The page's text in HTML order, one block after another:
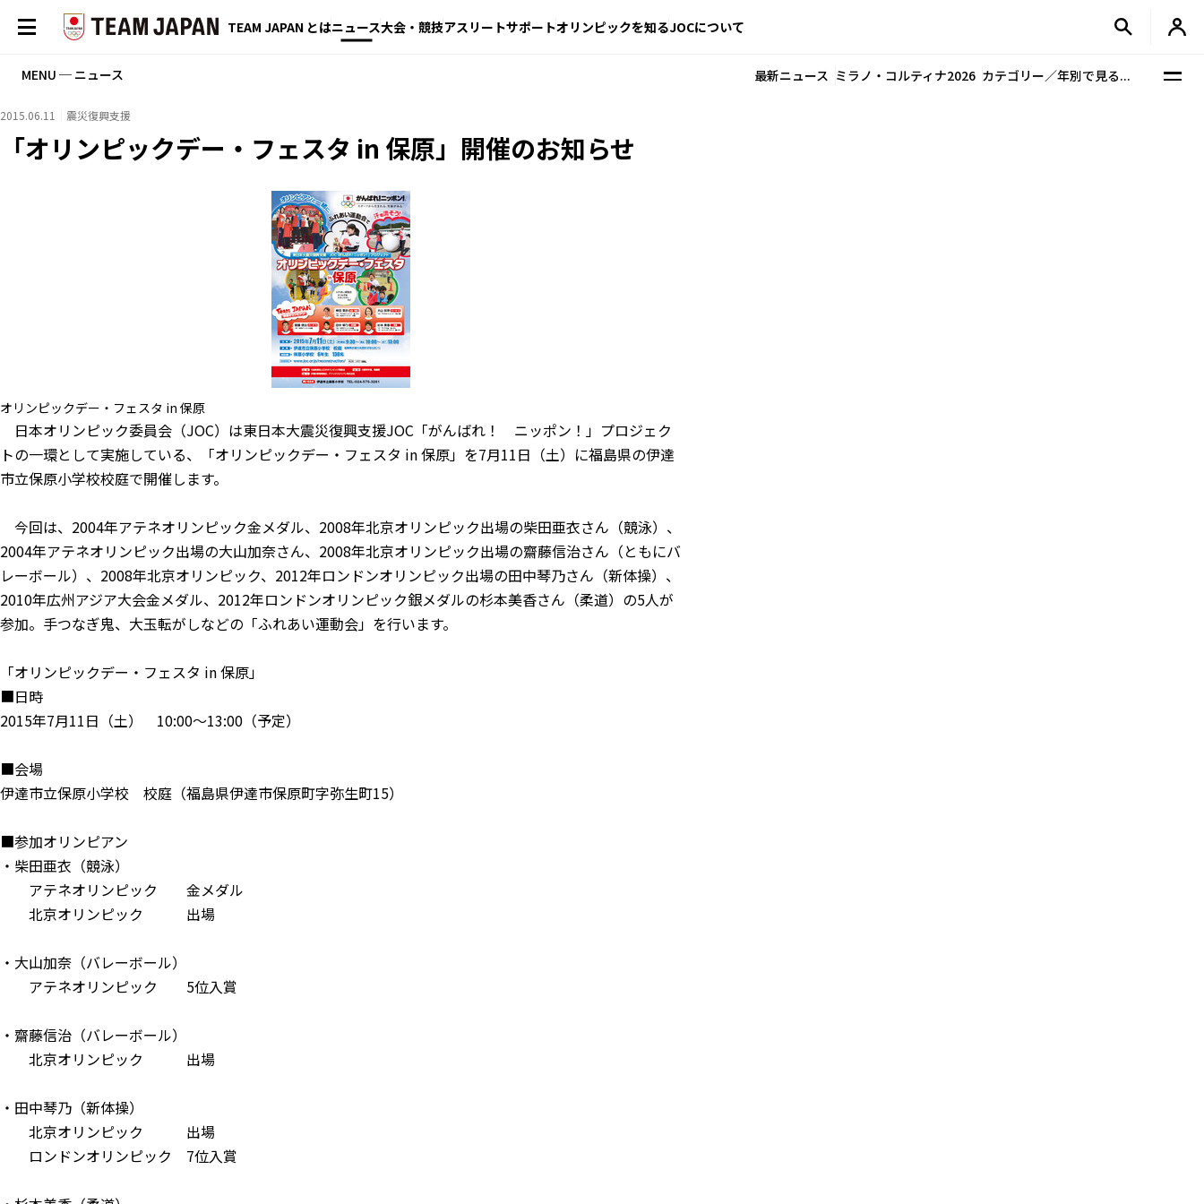
TEAM JAPAN とはニュース大会・競技アスリートサポートオリンピックを知るJOCについて
MENU ─ ニュース 最新ニュース ミラノ・コルティナ2026 カテゴリー／年別で見る...
2015.06.11 震災復興支援
「オリンピックデー・フェスタ in 保原」開催のお知らせ
オリンピックデー・フェスタ in 保原
日本オリンピック委員会（JOC）は東日本大震災復興支援JOC「がんばれ！ ニッポン！」プロジェク
トの一環として実施している、「オリンピックデー・フェスタ in 保原」を7月11日（土）に福島県の伊達
市立保原小学校校庭で開催します。
今回は、2004年アテネオリンピック金メダル、2008年北京オリンピック出場の柴田亜衣さん（競泳）、
2004年アテネオリンピック出場の大山加奈さん、2008年北京オリンピック出場の齋藤信治さん（ともにバ
レーボール）、2008年北京オリンピック、2012年ロンドンオリンピック出場の田中琴乃さん（新体操）、
2010年広州アジア大会金メダル、2012年ロンドンオリンピック銀メダルの杉本美香さん（柔道）の5人が
参加。手つなぎ鬼、大玉転がしなどの「ふれあい運動会」を行います。
「オリンピックデー・フェスタ in 保原」
■日時
2015年7月11日（土） 10:00〜13:00（予定）
■会場
伊達市立保原小学校 校庭（福島県伊達市保原町字弥生町15）
■参加オリンピアン
・柴田亜衣（競泳）
アテネオリンピック 金メダル
北京オリンピック 出場
・大山加奈（バレーボール）
アテネオリンピック 5位入賞
・齋藤信治（バレーボール）
北京オリンピック 出場
・田中琴乃（新体操）
北京オリンピック 出場
ロンドンオリンピック 7位入賞